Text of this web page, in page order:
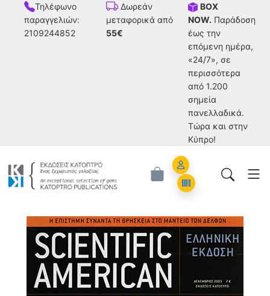
Τηλέφωνο
παραγγελιών:
2109244852
Δωρεάν
μεταφορικά από
55€
BOX
NOW. Παράδοση
έως την
επόμενη ημέρα,
«24/7», σε
περισσότερα
από 1.200
σημεία
πανελλαδικά.
Tώρα και στην
Κύπρο!
Account
Orders